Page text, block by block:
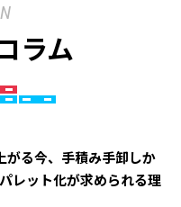
ラム
がる今、手積み手卸しか
レット化が求められる理